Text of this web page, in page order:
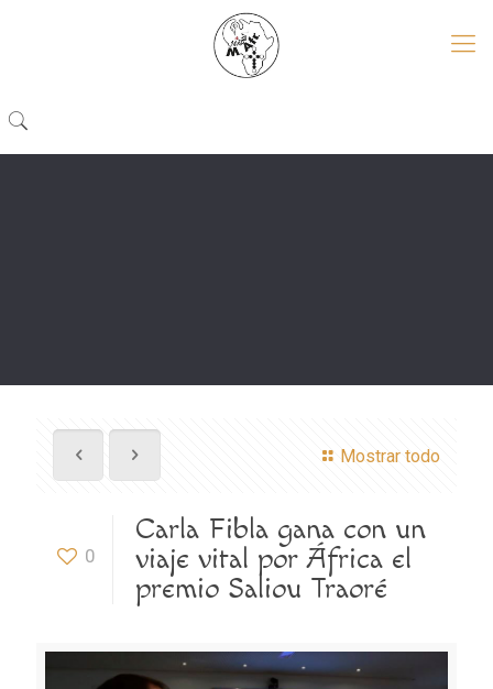
Mostrar todo
0
Carla Fibla gana con un
viaje vital por África el
premio Saliou Traoré